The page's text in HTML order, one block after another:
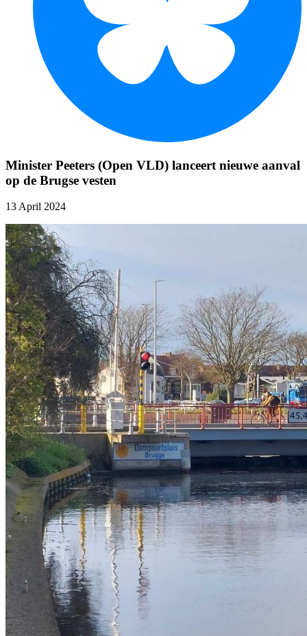
Minister Peeters (Open VLD) lanceert nieuwe aanval
op de Brugse vesten
13 April 2024